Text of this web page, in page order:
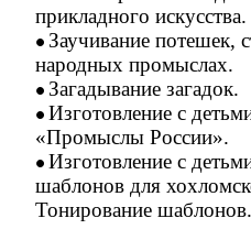
прикладного искусства.
Заучивание потешек,
народных промыслах.
Загадывание загадок.
Изготовление с
«Промыслы России».
Изготовление с
шаблонов для
Тонирование шаблонов.